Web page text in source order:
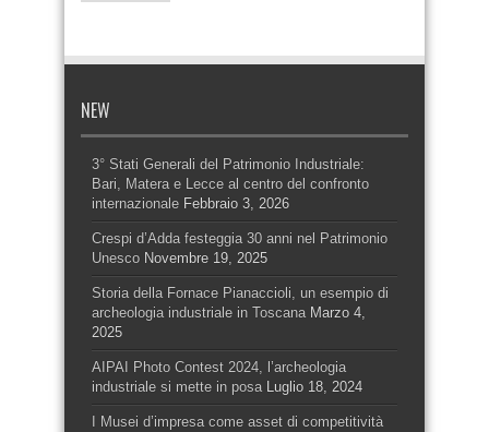
NEW
3° Stati Generali del Patrimonio Industriale:
Bari, Matera e Lecce al centro del confronto
internazionale Febbraio 3, 2026
Crespi d’Adda festeggia 30 anni nel Patrimonio
Unesco Novembre 19, 2025
Storia della Fornace Pianaccioli, un esempio di
archeologia industriale in Toscana Marzo 4,
2025
AIPAI Photo Contest 2024, l’archeologia
industriale si mette in posa Luglio 18, 2024
I Musei d’impresa come asset di competitività